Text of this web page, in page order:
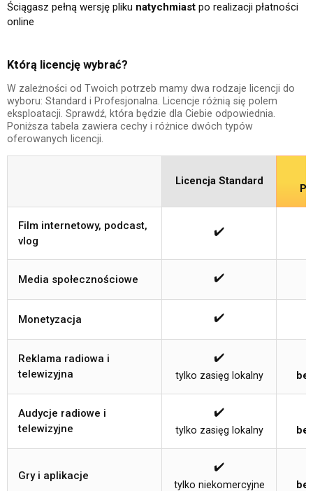
Ściągasz pełną wersję pliku natychmiast po realizacji płatności
online
Którą licencję wybrać?
W zależności od Twoich potrzeb mamy dwa rodzaje licencji do
wyboru: Standard i Profesjonalna. Licencje różnią się polem
eksploatacji. Sprawdź, która będzie dla Ciebie odpowiednia.
Poniższa tabela zawiera cechy i różnice dwóch typów
oferowanych licencji.
Licencja Standard
Film internetowy, podcast,
vlog
✔️
Media społecznościowe ✔️
Monetyzacja ✔️
Reklama radiowa i
telewizyjna
✔️
tylko zasięg lokalny
Audycje radiowe i
telewizyjne
✔️
tylko zasięg lokalny
Gry i aplikacje
✔️
tylko niekomercyjne